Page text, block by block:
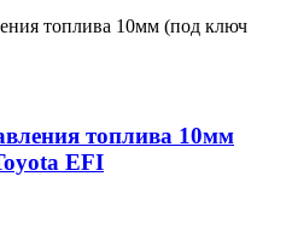
топлива 10мм
EFI